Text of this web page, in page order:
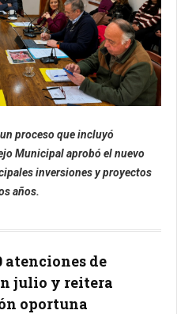
proceso que incluyó
Municipal aprobó el nuevo
inversiones y proyectos
años.
atenciones de
julio y reitera
oportuna